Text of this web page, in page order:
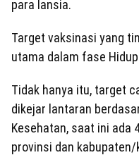
para lansia.
Target vaksinasi yang
utama dalam fase
Tidak hanya itu, target
dikejar lantaran
Kesehatan, saat ini ada
provinsi dan